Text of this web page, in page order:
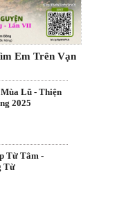
Em Trên Vạn
Lũ - Thiện
2025
Từ Tâm -
Từ